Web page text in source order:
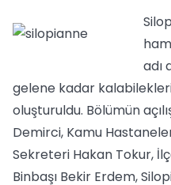
adı
gelene kadar
oluşturuldu. Bölümün
Demirci, Kamu
Sekreteri Hakan Tokur,
Binbaşı Bekir Erdem,